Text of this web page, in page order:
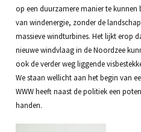
op een duurzamere manier te
van windenergie, zonder de
massieve windturbines. Het lijkt erop
nieuwe windvlaag in de Noordzee
ook de verder weg liggende
We staan wellicht aan het begin van
WWW heeft naast de politiek een
handen.